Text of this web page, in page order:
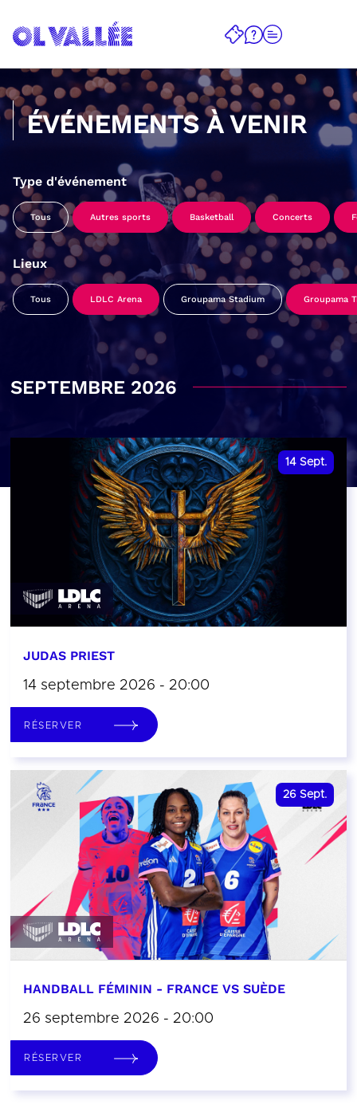
ÉVÉNEMENTS À VENIR
Type d'événement
Tous Autres sports Basketball Concerts
Lieux
Tous LDLC Arena Groupama Stadium Groupama
SEPTEMBRE 2026
14 Sept.
JUDAS PRIEST
14 septembre 2026 - 20:00
RÉSERVER
26 Sept.
HANDBALL FÉMININ - FRANCE VS SUÈDE
26 septembre 2026 - 20:00
RÉSERVER